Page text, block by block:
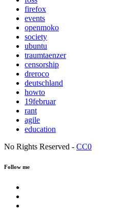
firefox
events
openmoko
society
ubuntu
traumtaenzer
censorship
dreroco
deutschland
howto
19februar
rant
agile
education
No Rights Reserved - CC0
Follow me